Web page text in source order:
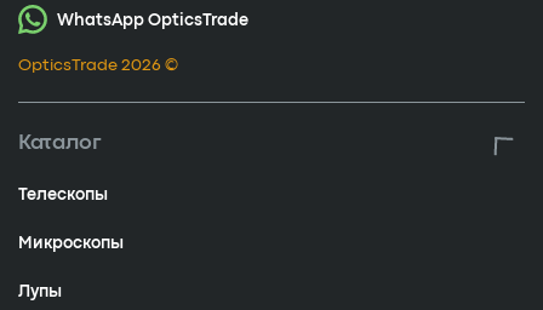
WhatsApp OpticsTrade
OpticsTrade 2026 ©
Каталог
Телескопы
Микроскопы
Лупы